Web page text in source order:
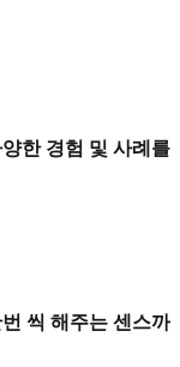
한 경험 및 사례를
씩 해주는 센스까